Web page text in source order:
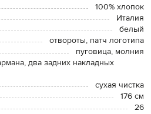
100% хлопок
Италия
белый
отвороты, патч логотипа
пуговица, молния
два задних накладных
сухая чистка
176 см
26